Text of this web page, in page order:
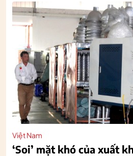
Việt Nam
‘Soi’ mặt khó của xuất